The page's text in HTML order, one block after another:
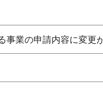
事業の申請内容に変更